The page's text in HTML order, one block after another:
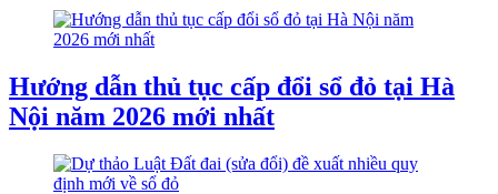
Hướng dẫn thủ tục cấp đổi sổ đỏ tại Hà
Nội năm 2026 mới nhất